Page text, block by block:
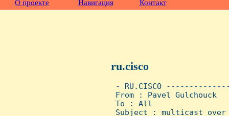
О проекте Навигация Контакт
ru.cisco
- RU.CISCO
From : Pavel
To : All
Subject : multicast over